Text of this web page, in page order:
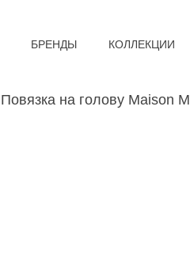
БРЕНДЫ КОЛЛЕКЦИИ